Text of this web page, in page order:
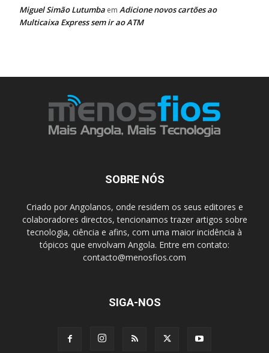
Miguel Simão Lutumba em Adicione novos cartões ao
Multicaixa Express sem ir ao ATM
SOBRE NÓS
Criado por Angolanos, onde residem os seus editores e
colaboradores directos, tencionamos trazer artigos sobre
tecnologia, ciência e afins, com uma maior incidência à
tópicos que envolvam Angola. Entre em contato:
contacto@menosfios.com
SIGA-NOS